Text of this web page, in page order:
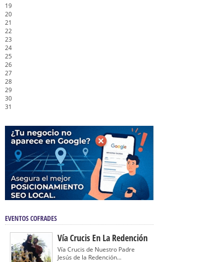
19
20
21
22
23
24
25
26
27
28
29
30
31
EVENTOS COFRADES
Vía Crucis En La Redención
Vía Crucis de Nuestro Padre
Jesús de la Redención...